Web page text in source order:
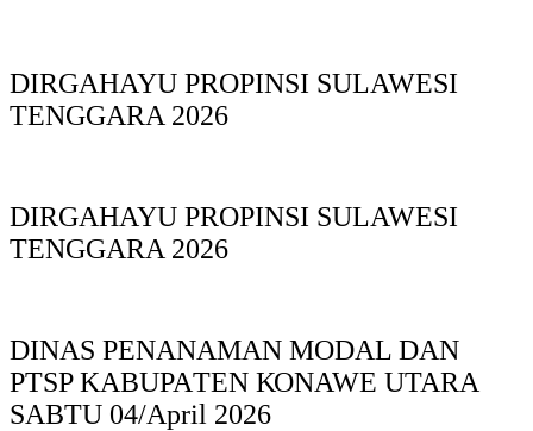
DIRGAHAYU PROPINSI SULAWESI
TENGGARA 2026
DIRGAHAYU PROPINSI SULAWESI
TENGGARA 2026
DINAS PΕΝΑΝΑΜAN MODAL DAN
PTSP KABUPAΤΕΝ ΚΟNAWE UTARA
SABTU 04/April 2026